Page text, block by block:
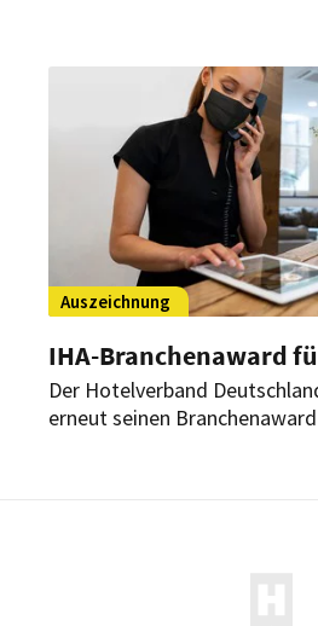
„Produktinnovation des
Auszeichnung
IHA-Branchenaward
Der Hotelverband
erneut seinen